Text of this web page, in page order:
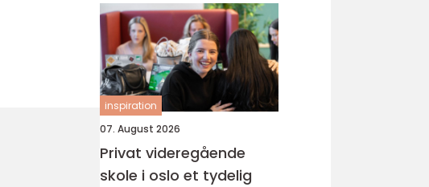
inspiration
07. August 2026
Privat videregående
skole i oslo et tydelig